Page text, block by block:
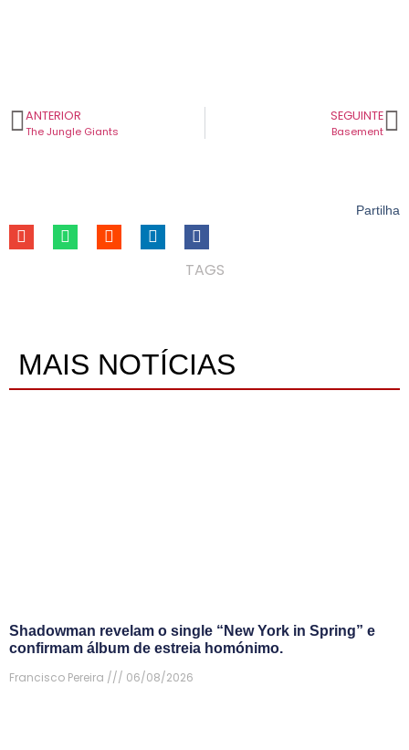
ANTERIOR
The Jungle Giants
SEGUINTE
Basement
Partilha
TAGS
MAIS NOTÍCIAS
Shadowman revelam o single “New York in Spring” e
confirmam álbum de estreia homónimo.
Francisco Pereira
06/08/2026